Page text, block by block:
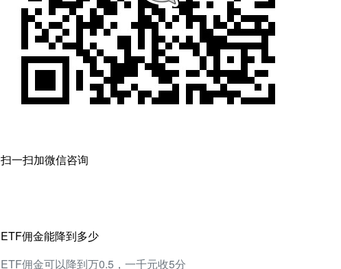
扫一扫加微信咨询
ETF佣金能降到多少
ETF佣金可以降到万0.5，一千元收5分